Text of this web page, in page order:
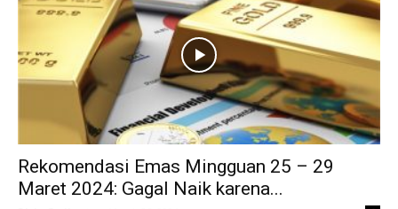
Rekomendasi Emas Mingguan 25 – 29
Maret 2024: Gagal Naik karena...